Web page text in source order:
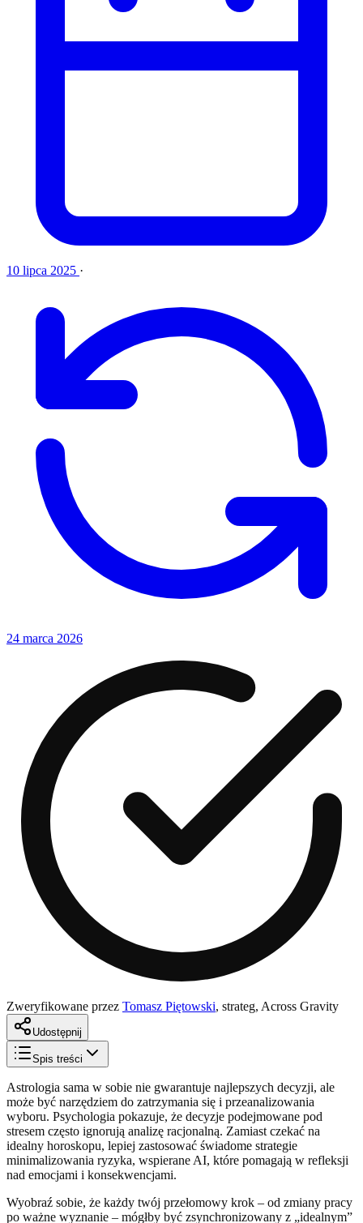
10 lipca 2025 ·
24 marca 2026
Zweryfikowane przez Tomasz Piętowski, strateg, Across Gravity
Udostępnij
Spis treści
Astrologia sama w sobie nie gwarantuje najlepszych decyzji, ale
może być narzędziem do zatrzymania się i przeanalizowania
wyboru. Psychologia pokazuje, że decyzje podejmowane pod
stresem często ignorują analizę racjonalną. Zamiast czekać na
idealny horoskopu, lepiej zastosować świadome strategie
minimalizowania ryzyka, wspierane AI, które pomagają w refleksji
nad emocjami i konsekwencjami.
Wyobraź sobie, że każdy twój przełomowy krok – od zmiany pracy
po ważne wyznanie – mógłby być zsynchronizowany z „idealnym”